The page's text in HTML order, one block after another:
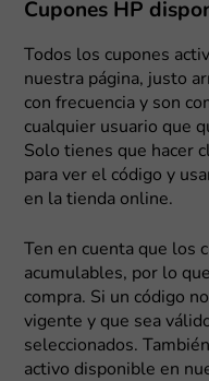
Cupones HP
Todos los cupones
nuestra página, justo
con frecuencia y son
cualquier usuario que
Solo tienes que hacer
para ver el código y
en la tienda online.
Ten en cuenta que los
acumulables, por lo
compra. Si un código
vigente y que sea
seleccionados.
activo disponible en